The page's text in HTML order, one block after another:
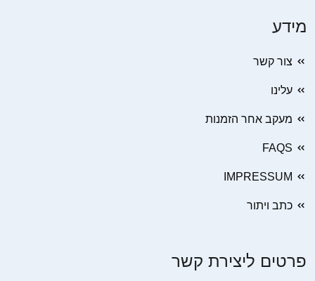
מידע
צור קשר
עלינו
מעקב אחר הזמנות
FAQS
IMPRESSUM
כתב ויתור
פרטים ליצירת קשר